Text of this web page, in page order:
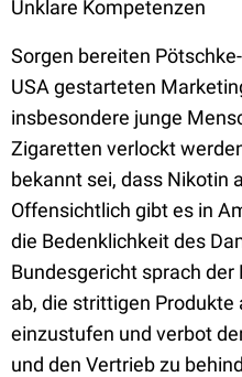
Unklare Kompetenzen
Sorgen bereiten
USA gestarteten
insbesondere junge
Zigaretten verlockt
bekannt sei, dass Nikotin
Offensichtlich gibt es in
die Bedenklichkeit des
Bundesgericht sprach
ab, die strittigen
einzustufen und verbot
und den Vertrieb zu